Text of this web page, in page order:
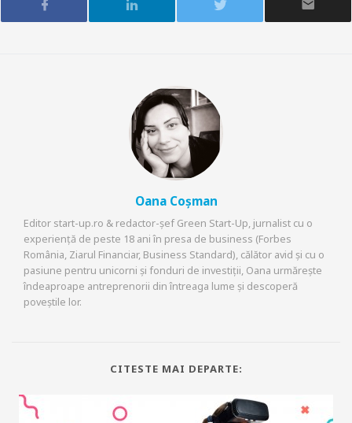
Oana Coșman
Editor start-up.ro & redactor-șef Green Start-Up, jurnalist cu o
experiență de peste 18 ani în presa de business (Forbes
România, Ziarul Financiar, Business Standard), călător avid și cu o
pasiune pentru unicorni și fonduri de investiții, Oana urmărește
îndeaproape antreprenorii din întreaga lume și descoperă
poveștile lor.
CITESTE MAI DEPARTE: